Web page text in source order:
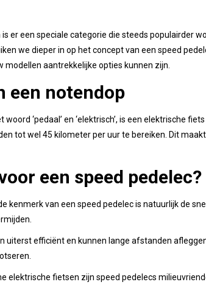
er een speciale categorie die steeds populairder
we dieper in op het concept van een speed
modellen aantrekkelijke opties kunnen zijn.
een notendop
woord ‘pedaal’ en ‘elektrisch’, is een elektrische
tot wel 45 kilometer per uur te bereiken. Dit
een speed pedelec?
kenmerk van een speed pedelec is natuurlijk de
uiterst efficiënt en kunnen lange afstanden
elektrische fietsen zijn speed pedelecs